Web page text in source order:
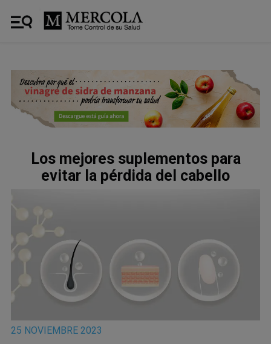
Los mejores suplementos para
evitar la pérdida del cabello
25 NOVIEMBRE 2023